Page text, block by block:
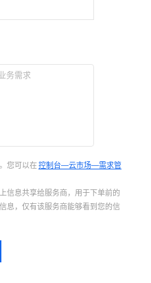
您可以在控制台—云市场—需求管
信息共享给服务商，用于下单前的
息，仅有该服务商能够看到您的信